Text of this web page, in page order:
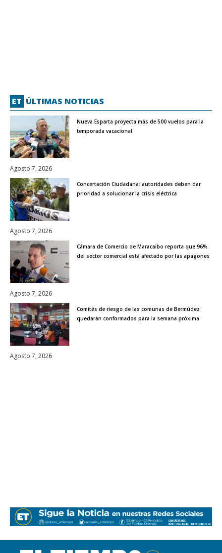
ET ÚLTIMAS NOTICIAS
Nueva Esparta proyecta más de 500 vuelos para la
temporada vacacional
Agosto 7, 2026
Concertación Ciudadana: autoridades deben dar
prioridad a solucionar la crisis eléctrica
Agosto 7, 2026
Cámara de Comercio de Maracaibo reporta que 96%
del sector comercial está afectado por las apagones
Agosto 7, 2026
Comités de riesgo de las comunas de Bermúdez
quedarán conformados para la semana próxima
Agosto 7, 2026